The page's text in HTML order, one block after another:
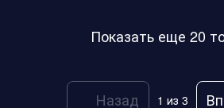
Показать еще 20
Назад 1 из 3